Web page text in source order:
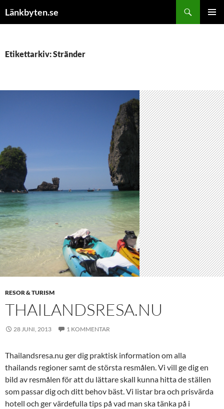
tillLänkbyten.se
Etikettarkiv: Stränder
RESOR & TURISM
THAILANDSRESA.NU
28 JUNI, 2013 1 KOMMENTAR
Thailandsresa.nu ger dig praktisk information om alla
thailands regioner samt de största resmålen. Vi vill ge dig en
bild av resmålen för att du lättare skall kunna hitta de ställen
som passar dig och ditt behov bäst. Vi listar bra och prisvärda
hotell och ger värdefulla tips på vad man ska tänka på i